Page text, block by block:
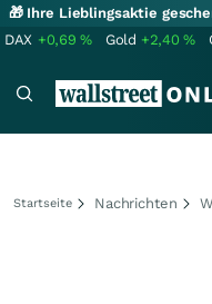
🎁 Ihre Lieblingsaktie
DAX +0,69% Gold +2,40%
Startseite Nachrichten